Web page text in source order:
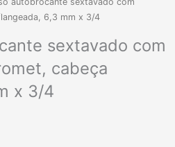
6,3 mm x 3/4
sextavado com
cabeça
x 3/4